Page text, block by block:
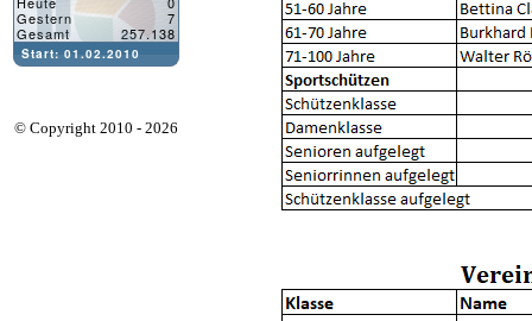
© Copyright 2010 - 2026